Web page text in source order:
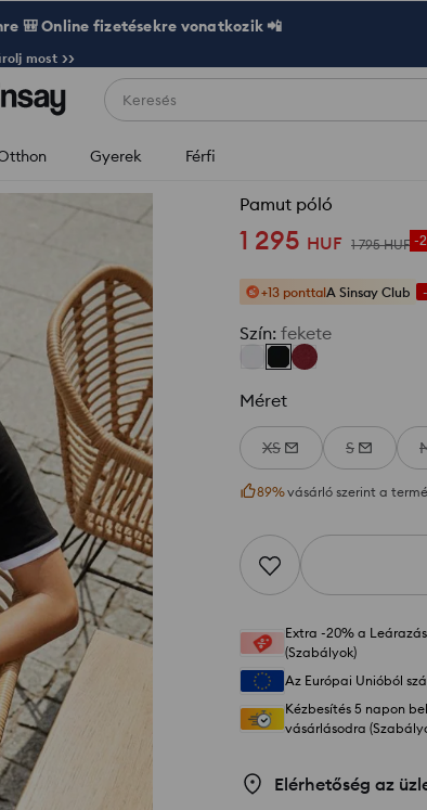
🎒 Online fizetésekre vonatkozik 📲
most >>
Keresés
Gyerek Férfi
Pamut póló
1 295 HUF 1 795 HUF -
+13 ponttalA Sinsay Club
Szín: fekete
Méret
XS S
89%vásárló szerint a
Extra -20% a
(Szabályok)
Az Európai Unióból
Kézbesítés 5 napon
vásárlásodra
Elérhetőség az